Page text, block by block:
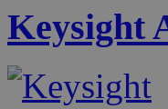
Keysight